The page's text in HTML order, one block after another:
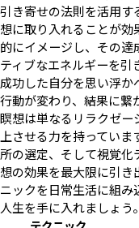
引き寄せの法則を活用す
想に取り入れることが効
的にイメージし、その
ティブなエネルギーを引
成功した自分を思い浮か
行動が変わり、結果に繋
瞑想は単なるリラクゼー
上させる力を持ってい
所の選定、そして視覚
想の効果を最大限に引き
ニックを日常生活に組
人生を手に入れましょう。